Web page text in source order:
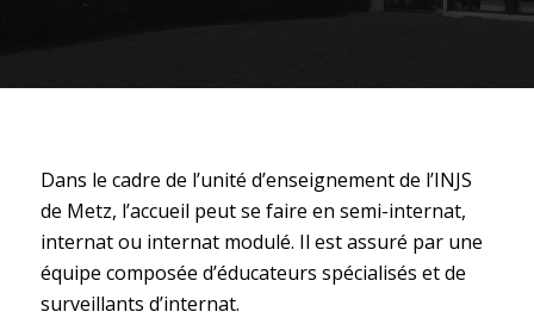
Dans le cadre de l’unité d’enseignement de l’INJS
de Metz, l’accueil peut se faire en semi-internat,
internat ou internat modulé. Il est assuré par une
équipe composée d’éducateurs spécialisés et de
surveillants d’internat.